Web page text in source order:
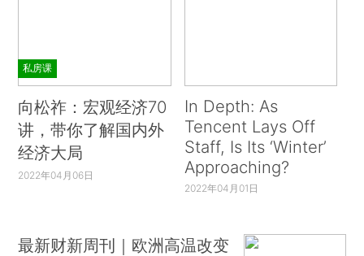
私房课
向松祚：宏观经济70
讲，带你了解国内外
经济大局
2022年04月06日
In Depth: As
Tencent Lays Off
Staff, Is Its ‘Winter’
Approaching?
2022年04月01日
最新财新周刊｜欧洲高温改变